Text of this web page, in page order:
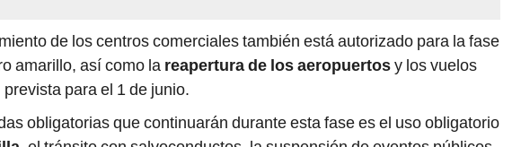
de los centros comerciales también está autorizado para la fase
amarillo, así como la reapertura de los aeropuertosy los vuelos
para el 1 de junio.
obligatorias que continuarán durante esta fase es el uso obligatorio